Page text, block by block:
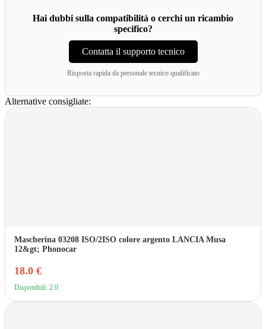
Hai dubbi sulla compatibilità o cerchi un ricambio
specifico?
Contatta il supporto tecnico
Risposta rapida da personale tecnico qualificato
Alternative consigliate:
Mascherina 03208 ISO/2ISO colore argento LANCIA Musa
12&gt; Phonocar
18.0 €
Disponibili: 2.0